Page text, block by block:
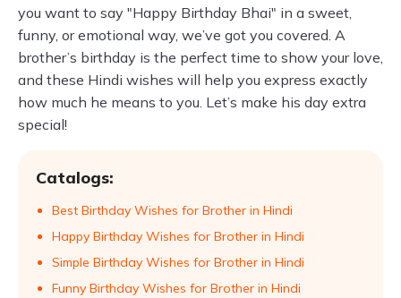
you want to say "Happy Birthday Bhai" in a sweet,
funny, or emotional way, we’ve got you covered. A
brother’s birthday is the perfect time to show your love,
and these Hindi wishes will help you express exactly
how much he means to you. Let’s make his day extra
special!
Catalogs:
Best Birthday Wishes for Brother in Hindi
Happy Birthday Wishes for Brother in Hindi
Simple Birthday Wishes for Brother in Hindi
Funny Birthday Wishes for Brother in Hindi